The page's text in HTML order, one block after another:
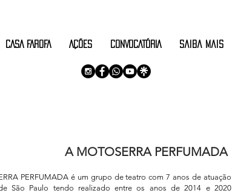
CASA FAROFA AÇÕES CONVOCATÓRIA saiba mais
A MOTOSERRA PERFUMADA
PERFUMADA é um grupo de teatro com 7 anos de atuação
São Paulo tendo realizado entre os anos de 2014 e 2020